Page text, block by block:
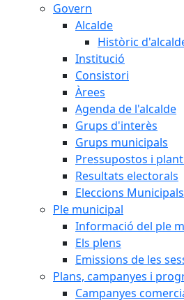
Govern
Alcalde
Històric
Institució
Consistori
Àrees
Agenda de l'alcalde
Grups d'interès
Grups municipals
Pressupostos i
Resultats electorals
Eleccions Municipals
Ple municipal
Informació del ple
Els plens
Emissions de les
Plans, campanyes i
Campanyes